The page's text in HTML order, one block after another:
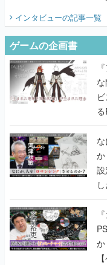
インタビューの記事一覧
ゲームの企画書